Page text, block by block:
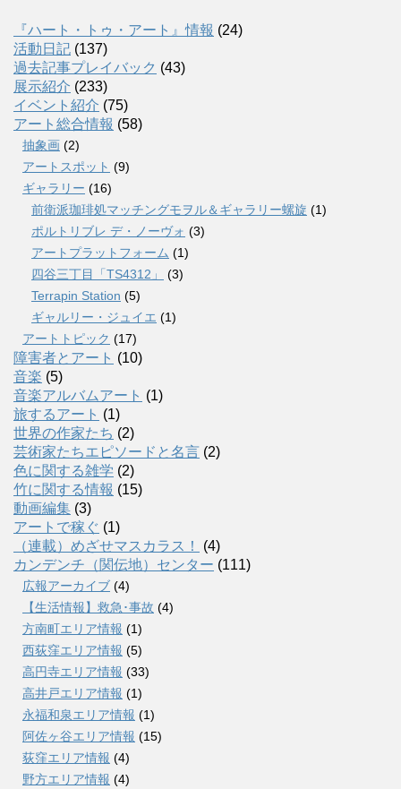
『ハート・トゥ・アート』情報 (24)
活動日記 (137)
過去記事プレイバック (43)
展示紹介 (233)
イベント紹介 (75)
アート総合情報 (58)
抽象画 (2)
アートスポット (9)
ギャラリー (16)
前衛派珈琲処マッチングモヲル＆ギャラリー螺旋 (1)
ポルトリブレ デ・ノーヴォ (3)
アートプラットフォーム (1)
四谷三丁目「TS4312」
(3)
Terrapin Station (5)
ギャルリー・ジュイエ (1)
アートトピック (17)
障害者とアート (10)
音楽 (5)
音楽アルバムアート (1)
旅するアート (1)
世界の作家たち (2)
芸術家たちエピソードと名言 (2)
色に関する雑学 (2)
竹に関する情報 (15)
動画編集 (3)
アートで稼ぐ (1)
（連載）めざせマスカラス！
(4)
カンデンチ（関伝地）センター (111)
広報アーカイブ (4)
【生活情報】救急･事故 (4)
方南町エリア情報 (1)
西荻窪エリア情報 (5)
高円寺エリア情報 (33)
高井戸エリア情報 (1)
永福和泉エリア情報 (1)
阿佐ヶ谷エリア情報 (15)
荻窪エリア情報 (4)
野方エリア情報 (4)